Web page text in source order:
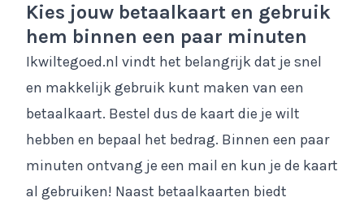
Kies jouw betaalkaart en gebruik
hem binnen een paar minuten
Ikwiltegoed.nl vindt het belangrijk dat je snel
en makkelijk gebruik kunt maken van een
betaalkaart. Bestel dus de kaart die je wilt
hebben en bepaal het bedrag. Binnen een paar
minuten ontvang je een mail en kun je de kaart
al gebruiken! Naast betaalkaarten biedt